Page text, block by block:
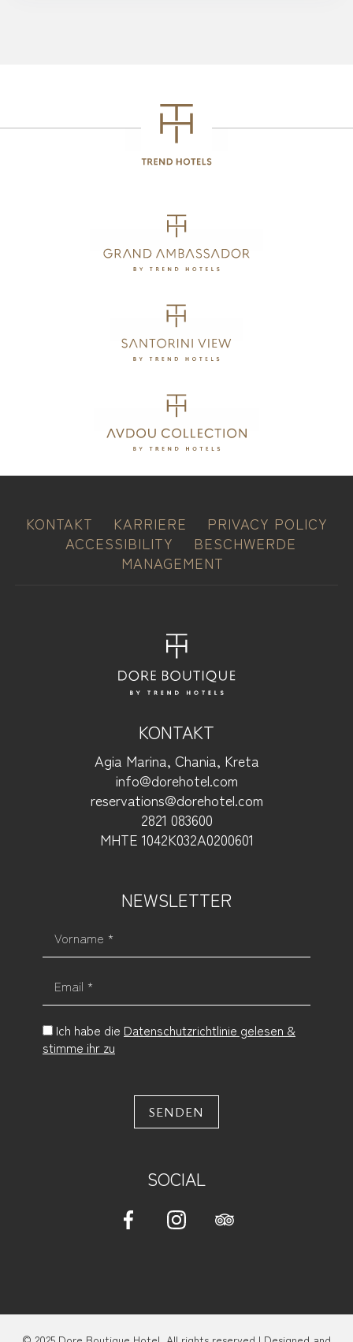
KONTAKT KARRIERE
PRIVACY POLICY
ACCESSIBILITY
BESCHWERDE
MANAGEMENT
KONTAKT
Agia Marina, Chania, Kreta
info@dorehotel.com
reservations@dorehotel.com
2821 083600
ΜΗΤΕ 1042Κ032Α0200601
NEWSLETTER
Ich habe die Datenschutzrichtlinie gelesen &
stimme ihr zu
SENDEN
SOCIAL